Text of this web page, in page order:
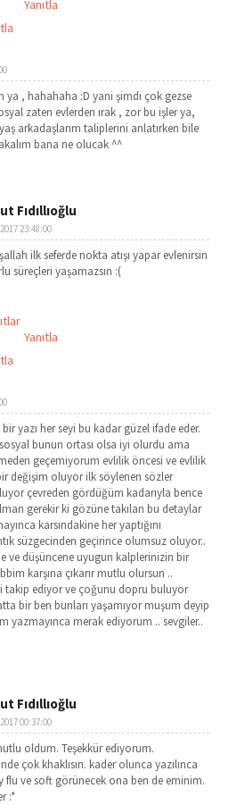
Yanıtla
ya , hahahaha :D yani şimdi çok gezse
zaten evlerden ırak , zor bu işler ya,
arkadaşlarım taliplerini anlatırken bile
bana ne olucak ^^
Fıdıllıoğlu
23:48:00
ilk seferde nokta atışı yapar evlenirsin
süreçleri yaşamazsın :(
Yanıtla
bir yazı her seyi bu kadar güzel ifade eder.
bunun ortası olsa iyi olurdu ama
geçemiyorum evlilik öncesi ve evlilik
değişim oluyor ilk söylenen sözler
çevreden gördüğüm kadarıyla bence
gerekir ki gözüne takılan bu detaylar
karsındakine her yaptığını
süzgecinden geçirince olumsuz oluyor..
ve düşüncene uyugun kalplerinizin bir
karşına çıkarır mutlu olursun ..
takip ediyor ve çoğunu dopru buluyor
bir ben bunları yaşamıyor muşum deyip
yazmayınca merak ediyorum .. sevgiler..
Fıdıllıoğlu
00:37:00
oldum. Teşekkür ediyorum.
çok khaklısın. kader olunca yazılınca
flu ve soft görünecek ona ben de eminim.
:*